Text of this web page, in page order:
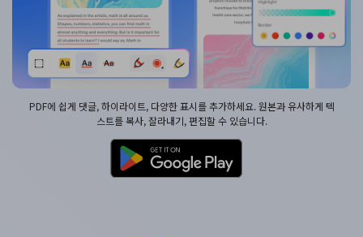
PDF에 쉽게 댓글, 하이라이트, 다양한 표시를 추가하세요. 원본과 유사하게 텍
스트를 복사, 잘라내기, 편집할 수 있습니다.